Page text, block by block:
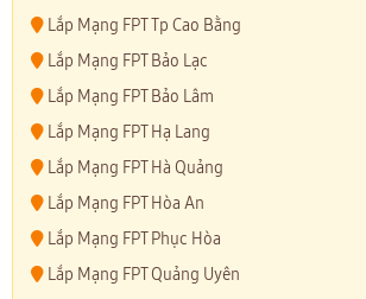
Lắp Mạng FPT Tp Cao Bằng
Lắp Mạng FPT Bảo Lạc
Lắp Mạng FPT Bảo Lâm
Lắp Mạng FPT Hạ Lang
Lắp Mạng FPT Hà Quảng
Lắp Mạng FPT Hòa An
Lắp Mạng FPT Phục Hòa
Lắp Mạng FPT Quảng Uyên